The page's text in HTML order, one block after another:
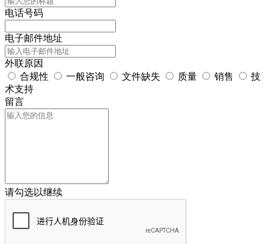
电话号码
电子邮件地址
外联原因
合规性
一般咨询 文件缺失 质量 销售
技
术支持
留言
请勾选以继续